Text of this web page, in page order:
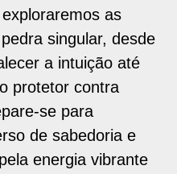
as
singular, desde
a intuição até
protetor contra
se para
de sabedoria e
energia vibrante